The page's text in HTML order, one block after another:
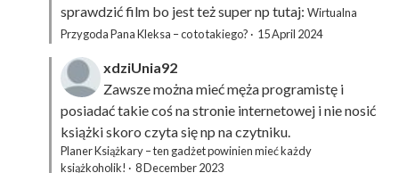
sprawdzić film bo jest też super np tutaj: Wirtualna
Przygoda Pana Kleksa – co to takiego? · 15 April 2024
xdziUnia92
Zawsze można mieć męża programistę i
posiadać takie coś na stronie internetowej i nie nosić
książki skoro czyta się np na czytniku.
Planer Książkary – ten gadżet powinien mieć każdy
książkoholik! · 8 December 2023